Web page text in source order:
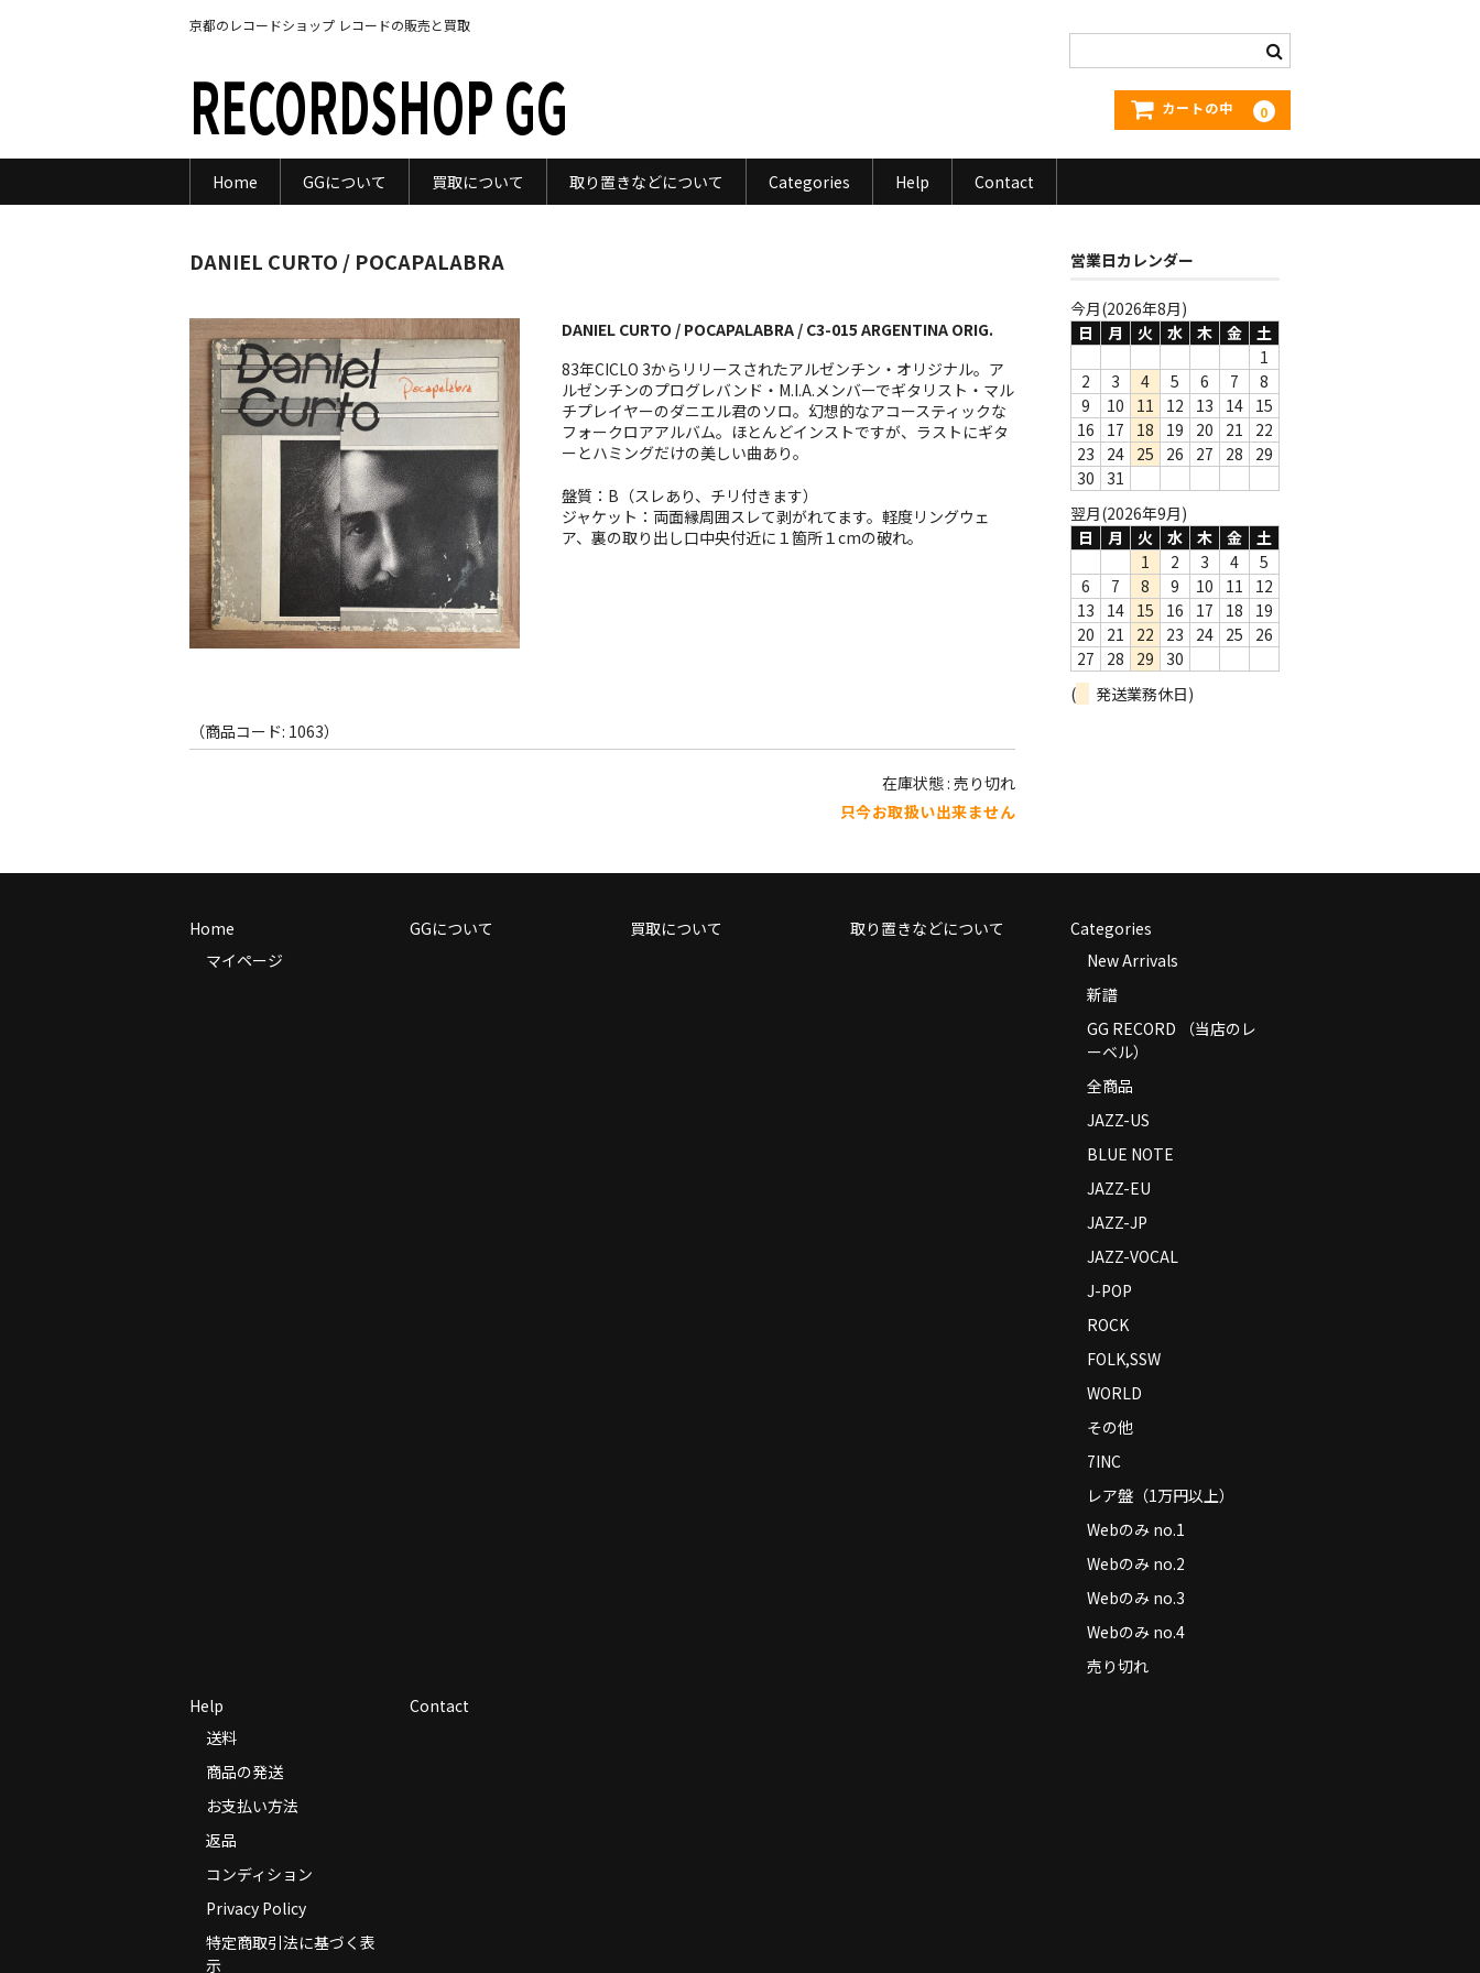
京都のレコードショップ レコードの販売と買取
RECORDSHOP GG カートの中 0
Home GGについて 買取について 取り置きなどについて Categories Help Contact
DANIEL CURTO / POCAPALABRA
DANIEL CURTO / POCAPALABRA / C3-015 ARGENTINA ORIG.
83年CICLO 3からリリースされたアルゼンチン・オリジナル。ア
ルゼンチンのプログレバンド・M.I.A.メンバーでギタリスト・マル
チプレイヤーのダニエル君のソロ。幻想的なアコースティックな
フォークロアアルバム。ほとんどインストですが、ラストにギタ
ーとハミングだけの美しい曲あり。
盤質：B（スレあり、チリ付きます）
ジャケット：両面縁周囲スレて剥がれてます。軽度リングウェ
ア、裏の取り出し口中央付近に１箇所１cmの破れ。
（商品コード: 1063）
在庫状態 : 売り切れ
只今お取扱い出来ません
営業日カレンダー
今月(2026年8月)
日
月 火 水 木 金
土
1
2
3 4 5 6 7
8
9
10 11 12 13 14 15
16
17 18 19 20 21
22
23
24 25 26 27 28
29
30
31
翌月(2026年9月)
日
月 火 水 木 金
土
1
2 3 4
5
6
7 8 9 10 11
12
13
14 15 16 17 18
19
20
21 22 23 24 25
26
27
28 29
30
(
発送業務休日)
Home
マイページ
GGについて 買取について 取り置きなどについて
Categories
New Arrivals
新譜
GG RECORD （当店のレ
ーベル）
全商品
JAZZ-US
BLUE NOTE
JAZZ-EU
JAZZ-JP
JAZZ-VOCAL
J-POP
ROCK
FOLK,SSW
WORLD
その他
7INC
レア盤（1万円以上）
Webのみ no.1
Webのみ no.2
Webのみ no.3
Webのみ no.4
売り切れ
Help
送料
商品の発送
お支払い方法
返品
コンディション
Privacy Policy
特定商取引法に基づく表
示
Contact